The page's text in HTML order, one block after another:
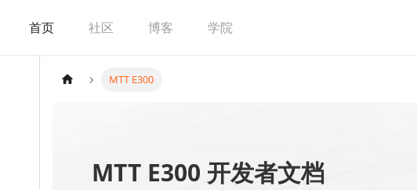
首页 社区 博客 学院
MTT E300
MTT E300 开发者文档